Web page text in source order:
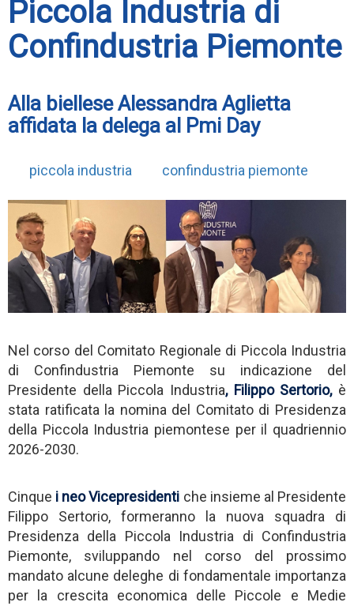
Piccola Industria di
Confindustria Piemonte
Alla biellese Alessandra Aglietta
affidata la delega al Pmi Day
piccola industria confindustria piemonte
Nel corso del Comitato Regionale di Piccola Industria
di Confindustria Piemonte su indicazione del
Presidente della Piccola Industria, Filippo Sertorio, è
stata ratificata la nomina del Comitato di Presidenza
della Piccola Industria piemontese per il quadriennio
2026-2030.
Cinque i neo Vicepresidenti che insieme al Presidente
Filippo Sertorio, formeranno la nuova squadra di
Presidenza della Piccola Industria di Confindustria
Piemonte, sviluppando nel corso del prossimo
mandato alcune deleghe di fondamentale importanza
per la crescita economica delle Piccole e Medie